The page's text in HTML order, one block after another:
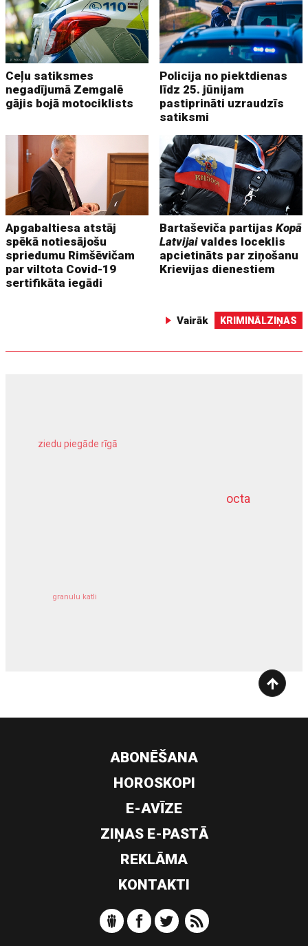
Ceļu satiksmes
negadījumā Zemgalē
gājis bojā motociklists
Policija no piektdienas
līdz 25. jūnijam
pastiprināti uzraudzīs
satiksmi
Apgabaltiesa atstāj
spēkā notiesājošu
spriedumu Rimšēvičam
par viltota Covid-19
sertifikāta iegādi
Bartaševiča partijasKopā
Latvijai valdes loceklis
apcietināts par ziņošanu
Krievijas dienestiem
Vairāk KRIMINĀLZIŅAS
octa
ziedu piegāde rīgā
granulu katli
dziļurbums
ABONĒŠANA
HOROSKOPI
E-AVĪZE
ZIŅAS E-PASTĀ
REKLĀMA
KONTAKTI